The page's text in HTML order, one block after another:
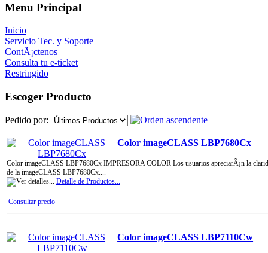
Menu Principal
Inicio
Servicio Tec. y Soporte
ContÃ¡ctenos
Consulta tu e-ticket
Restringido
Escoger Producto
Pedido por:
Color imageCLASS LBP7680Cx
Color imageCLASS LBP7680Cx IMPRESORA COLOR Los usuarios apreciarÃ¡n la
de la imageCLASS LBP7680Cx....
Detalle de Productos...
Consultar precio
Color imageCLASS LBP7110Cw